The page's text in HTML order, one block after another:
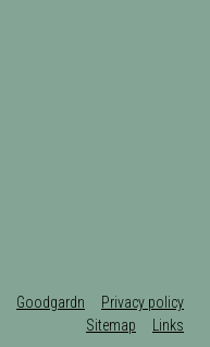
Goodgardn
Privacy policy
Sitemap
Links